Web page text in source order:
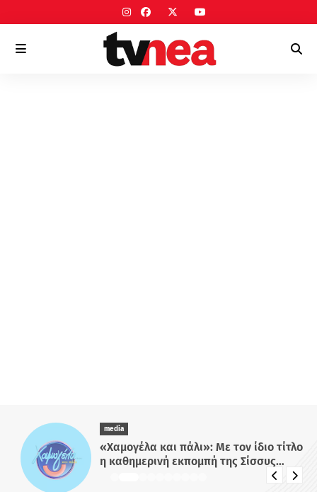
media
«Χαμογέλα και πάλι»: Με τον ίδιο τίτλο
η καθημερινή εκπομπή της Σίσσυς